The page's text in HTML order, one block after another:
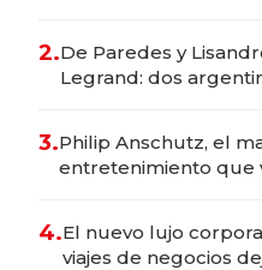
2.De Paredes y
Legrand: dos
3.Philip Anschutz, el
entretenimiento que
4.El nuevo lujo
viajes de negocios